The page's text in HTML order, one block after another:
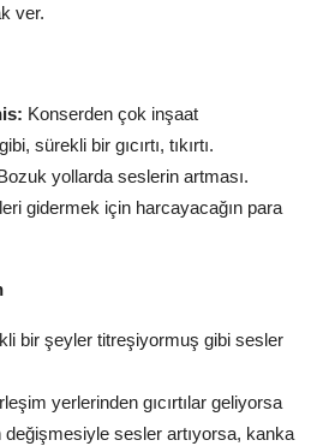
ver.
Konserden çok inşaat
sürekli bir gıcırtı, tıkırtı.
yollarda seslerin artması.
gidermek için harcayacağın para
bir şeyler titreşiyormuş gibi sesler
yerlerinden gıcırtılar geliyorsa
değişmesiyle sesler artıyorsa, kanka